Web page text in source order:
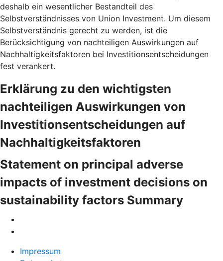
deshalb ein wesentlicher Bestandteil des
Selbstverständnisses von Union Investment. Um diesem
Selbstverständnis gerecht zu werden, ist die
Berücksichtigung von nachteiligen Auswirkungen auf
Nachhaltigkeitsfaktoren bei Investitionsentscheidungen
fest verankert.
Erklärung zu den wichtigsten
nachteiligen Auswirkungen von
Investitionsentscheidungen auf
Nachhaltigkeitsfaktoren
Statement on principal adverse
impacts of investment decisions on
sustainability factors Summary
Impressum